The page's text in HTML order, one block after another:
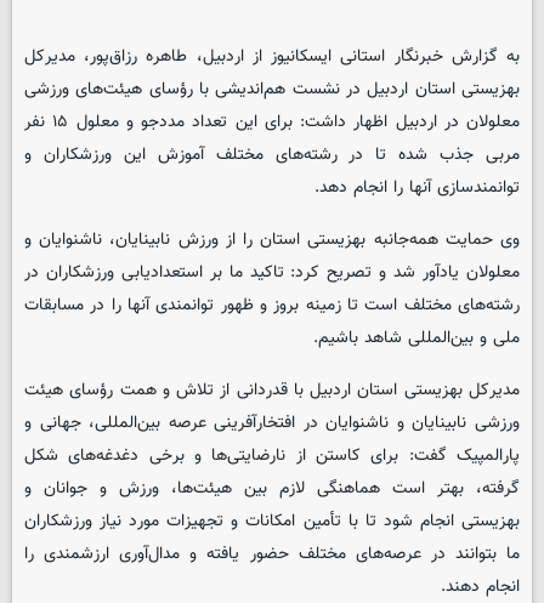
به گزارش خبرنگار استانی ایسکانیوزاز اردبیل، طاهره رزاق‌پور، مدیرکل
بهزیستی استان اردبیل در نشست هم‌اندیشی با رؤسای هیئت‌های ورزشی
معلولان در اردبیل اظهار داشت: برای این تعداد مددجو و معلول ۱۵ نفر
مربی جذب شده تا در رشته‌های مختلف آموزش این ورزشکاران و
توانمندسازی آنها را انجام دهد.
وی حمایت همه‌جانبه بهزیستی استان را از ورزش نابینایان، ناشنوایان و
معلولان یادآور شد و تصریح کرد: تاکید ما بر استعدادیابی ورزشکاران در
رشته‌های مختلف است تا زمینه بروز و ظهور توانمندی آنها را در مسابقات
ملی و بین‌المللی شاهد باشیم.
مدیرکل بهزیستی استان اردبیل با قدردانی از تلاش و همت رؤسای هیئت
ورزشی نابینایان و ناشنوایان در افتخارآفرینی عرصه بین‌المللی، جهانی و
پارالمپیک گفت: برای کاستن از نارضایتی‌ها و برخی دغدغه‌های شکل
گرفته، بهتر است هماهنگی لازم بین هیئت‌ها، ورزش و جوانان و
بهزیستی انجام شود تا با تأمین امکانات و تجهیزات مورد نیاز ورزشکاران
ما بتوانند در عرصه‌های مختلف حضور یافته و مدال‌آوری ارزشمندی را
انجام دهند.